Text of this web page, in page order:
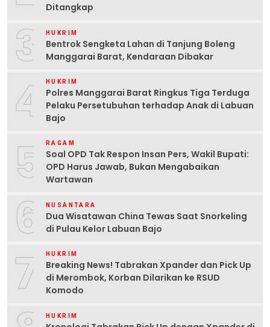
Ditangkap
3 HUKRIM
Bentrok Sengketa Lahan di Tanjung Boleng
Manggarai Barat, Kendaraan Dibakar
4 HUKRIM
Polres Manggarai Barat Ringkus Tiga Terduga
Pelaku Persetubuhan terhadap Anak di Labuan
Bajo
5 RAGAM
Soal OPD Tak Respon Insan Pers, Wakil Bupati:
OPD Harus Jawab, Bukan Mengabaikan
Wartawan
6 NUSANTARA
Dua Wisatawan China Tewas Saat Snorkeling
di Pulau Kelor Labuan Bajo
7 HUKRIM
Breaking News! Tabrakan Xpander dan Pick Up
di Merombok, Korban Dilarikan ke RSUD
Komodo
HUKRIM